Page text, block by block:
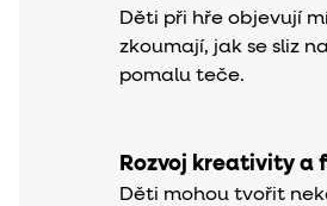
Děti při hře objevují
zkoumají, jak se sliz
pomalu teče.
Rozvoj kreativity a
Děti mohou tvořit